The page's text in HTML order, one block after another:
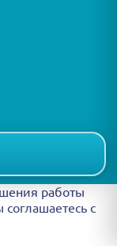
характер и
работы
соглашаетесь с